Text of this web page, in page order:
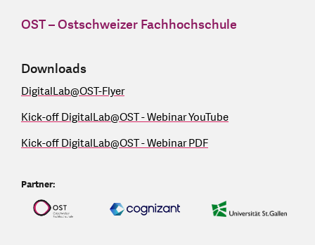
OST – Ostschweizer Fachhochschule
Downloads
DigitalLab@OST-Flyer
Kick-off DigitalLab@OST - Webinar YouTube
Kick-off DigitalLab@OST - Webinar PDF
Partner: